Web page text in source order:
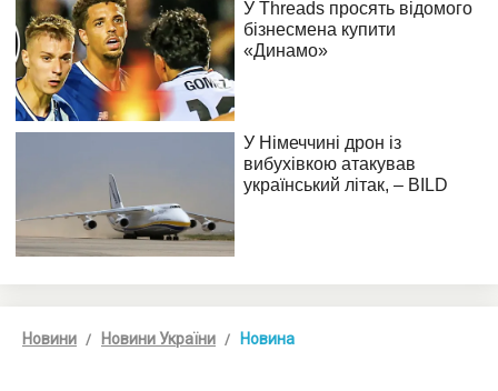
Новини Новини України Новина